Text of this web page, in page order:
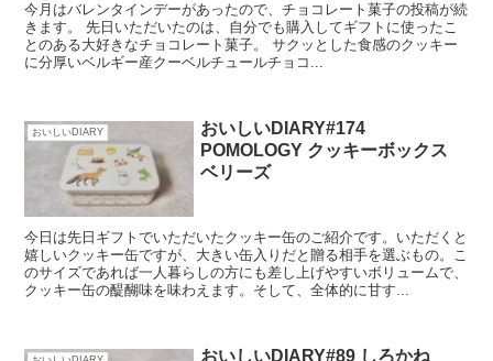
今月はバレンタインデーがあったので、チョコレート菓子の投稿が続
きます。 先日いただいたのは、自分でも購入してギフトに使ったこ
とのある大好きなチョコレート菓子。 サクッとした食感のクッキー
に分厚いベルギー産クーベルチュールチョコ...
おいしいDIARY
おいしいDIARY#174
POMOLOGY クッキーボックス
ベリーズ
今日は先日ギフトでいただいたクッキー缶のご紹介です。いただくと
嬉しいクッキー缶ですが、大きい缶入りだと贈る相手を選ぶもの。こ
のサイズであれば一人暮らしの方にも差し上げやすいボリュームで、
クッキー缶の醍醐味を味わえます。そして、全体的に甘す...
おいしいDIARY#89 しろかね